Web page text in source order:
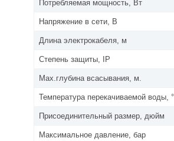
Потребляемая мощность, Вт
Напряжение в сети, В
Длина электрокабеля, м
Степень защиты, IP
Мах.глубина всасывания, м.
Температура перекачиваемой воды,
Присоединительный размер, дюйм
Максимальное давление, бар